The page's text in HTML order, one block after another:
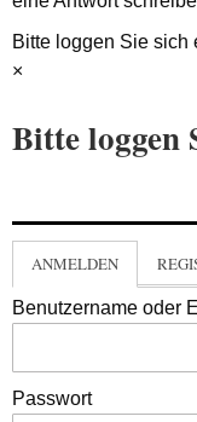
Bitte loggen Sie sich
×
Bitte loggen
ANMELDEN
Benutzername oder
Passwort